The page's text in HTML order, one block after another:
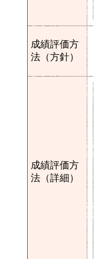
成績評価方
法（方針）
成績評価方
法（詳細）